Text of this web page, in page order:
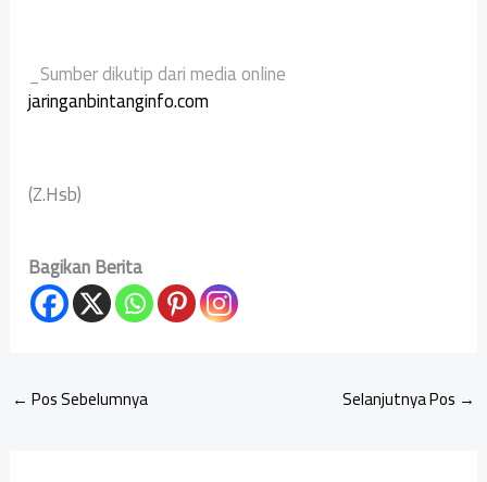
_Sumber dikutip dari media online
jaringanbintanginfo.com
(Z.Hsb)
Bagikan Berita
← Pos Sebelumnya Selanjutnya Pos →